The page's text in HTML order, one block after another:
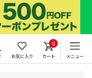
お気に入り
0
カート メニュー